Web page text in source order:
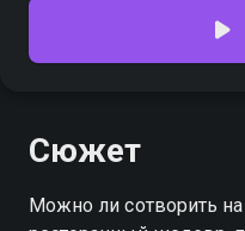
Сюжет
Можно ли сотворить